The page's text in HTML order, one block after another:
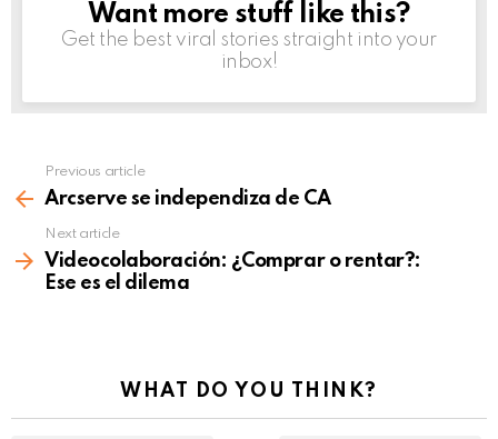
NEWSLETTER
Want more stuff like this?
Get the best viral stories straight into your
inbox!
more
Previous article
Arcserve se independiza de CA
Next article
Videocolaboración: ¿Comprar o rentar?:
Ese es el dilema
WHAT DO YOU THINK?